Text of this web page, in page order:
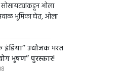
सोसायट्यांकडून ओला
भूमिका घेत, ओला
उद्योजक भरत
भूषण’’ पुरस्कार!